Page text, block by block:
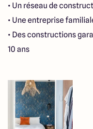
• Un réseau de
• Une entreprise
• Des constructions
10 ans